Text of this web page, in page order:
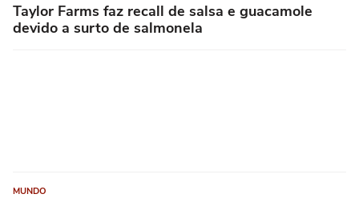
Taylor Farms faz recall de salsa e guacamole
devido a surto de salmonela
MUNDO